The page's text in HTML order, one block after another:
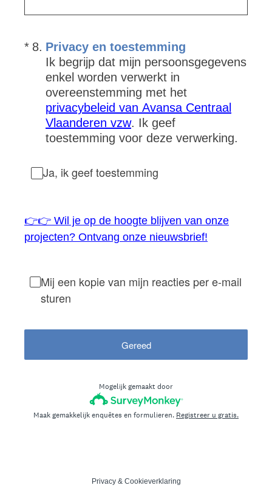
* 8. Privacy en toestemming
Ik begrijp dat mijn persoonsgegevens
enkel worden verwerkt in
overeenstemming met het
privacybeleid van Avansa Centraal
Vlaanderen vzw. Ik geef
toestemming voor deze verwerking.
(Vereist.)
Ja, ik geef toestemming
👉👉 Wil je op de hoogte blijven van onze
projecten? Ontvang onze nieuwsbrief!
Mij een kopie van mijn reacties per e-mail
sturen
Gereed
Mogelijk gemaakt door
Maak gemakkelijk enquêtes en formulieren. Registreer u gratis.
Privacy & Cookieverklaring